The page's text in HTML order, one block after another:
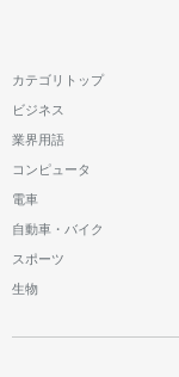
カテゴリトップ
ビジネス
業界用語
コンピュータ
電車
自動車・バイク
スポーツ
生物